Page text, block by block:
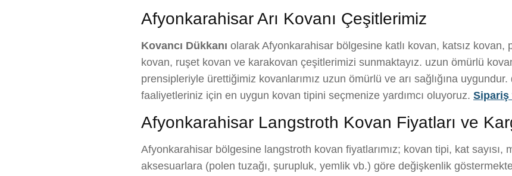
Afyonkarahisar Arı Kovanı Çeşitlerimiz
Kovancı Dükkanı olarak Afyonkarahisar bölgesine katlı kovan, katsız kovan,
kovan, ruşet kovan ve karakovan çeşitlerimizi sunmaktayız. uzun ömürlü kovan
prensipleriyle ürettiğimiz kovanlarımız uzun ömürlü ve arı sağlığına uygundur.
faaliyetleriniz için en uygun kovan tipini seçmenize yardımcı oluyoruz. Sipariş
Afyonkarahisar Langstroth Kovan Fiyatları ve
Afyonkarahisar bölgesine langstroth kovan fiyatlarımız; kovan tipi, kat sayısı,
aksesuarlara (polen tuzağı, şurupluk, yemlik vb.) göre değişkenlik